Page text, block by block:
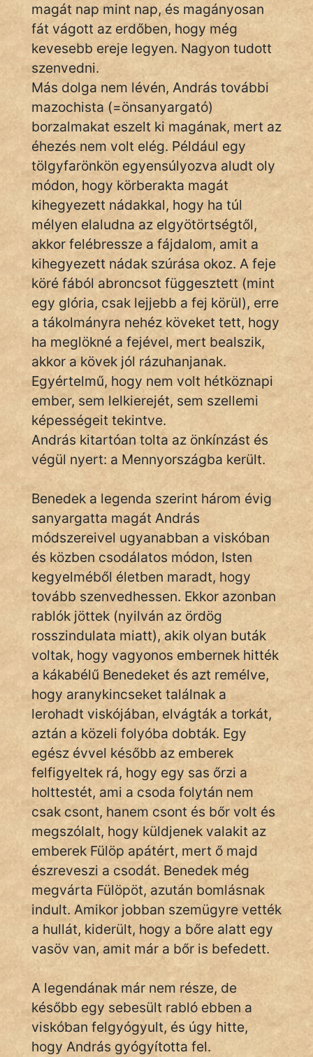
IRODALOM
SZÓLÁS
És
KÖZMONDÁS
PSZICHO
ZENE
FILM
ÉLETMÓD
MAGYARSÁG
És
TÖRTÉNELEM
Népszerű szerzőink:
cinege
fantom
Hunor
Jób Gedeon
Láron Ádám
mikkamakka
vörös ördög
nagyöreg
NapHold
Név nélkül
pszichopati
szegény legény
Hoffer Botond
szemfüles
magát nap mint nap, és magányosan
fát vágott az erdőben, hogy még
kevesebb ereje legyen. Nagyon tudott
szenvedni.
Más dolga nem lévén, András további
mazochista (=önsanyargató)
borzalmakat eszelt ki magának, mert az
éhezés nem volt elég. Például egy
tölgyfarönkön egyensúlyozva aludt oly
módon, hogy körberakta magát
kihegyezett nádakkal, hogy ha túl
mélyen elaludna az elgyötörtségtől,
akkor felébressze a fájdalom, amit a
kihegyezett nádak szúrása okoz. A feje
köré fából abroncsot függesztett (mint
egy glória, csak lejjebb a fej körül), erre
a tákolmányra nehéz köveket tett, hogy
ha meglökné a fejével, mert bealszik,
akkor a kövek jól rázuhanjanak.
Egyértelmű, hogy nem volt hétköznapi
ember, sem lelkierejét, sem szellemi
képességeit tekintve.
András kitartóan tolta az önkínzást és
végül nyert: a Mennyországba került.
Benedek a legenda szerint három évig
sanyargatta magát András
módszereivel ugyanabban a viskóban
és közben csodálatos módon, Isten
kegyelméből életben maradt, hogy
tovább szenvedhessen. Ekkor azonban
rablók jöttek (nyilván az ördög
rosszindulata miatt), akik olyan buták
voltak, hogy vagyonos embernek hitték
a kákabélű Benedeket és azt remélve,
hogy aranykincseket találnak a
lerohadt viskójában, elvágták a torkát,
aztán a közeli folyóba dobták. Egy
egész évvel később az emberek
felfigyeltek rá, hogy egy sas őrzi a
holttestét, ami a csoda folytán nem
csak csont, hanem csont és bőr volt és
megszólalt, hogy küldjenek valakit az
emberek Fülöp apátért, mert ő majd
észreveszi a csodát. Benedek még
megvárta Fülöpöt, azután bomlásnak
indult. Amikor jobban szemügyre vették
a hullát, kiderült, hogy a bőre alatt egy
vasöv van, amit már a bőr is befedett.
A legendának már nem része, de
később egy sebesült rabló ebben a
viskóban felgyógyult, és úgy hitte,
hogy András gyógyította fel.